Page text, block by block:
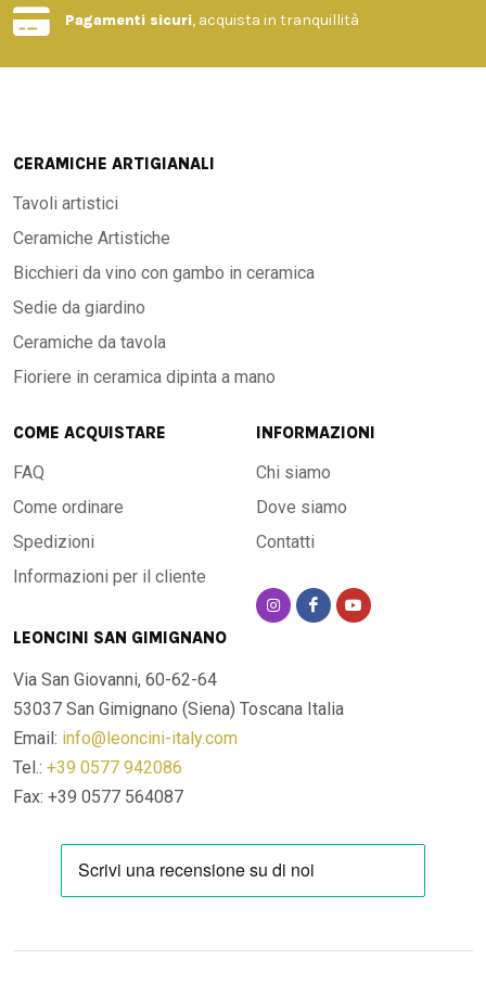
Pagamenti sicuri, acquista in tranquillità
CERAMICHE ARTIGIANALI
Tavoli artistici
Ceramiche Artistiche
Bicchieri da vino con gambo in ceramica
Sedie da giardino
Ceramiche da tavola
Fioriere in ceramica dipinta a mano
COME ACQUISTARE
FAQ
Come ordinare
Spedizioni
Informazioni per il cliente
INFORMAZIONI
Chi siamo
Dove siamo
Contatti
LEONCINI SAN GIMIGNANO
Via San Giovanni, 60-62-64
53037 San Gimignano (Siena) Toscana Italia
Email: info@leoncini-italy.com
Tel.: +39 0577 942086
Fax: +39 0577 564087